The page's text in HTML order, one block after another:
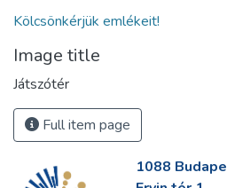
Kölcsönkérjük emlékeit!
Image title
Játszótér
Full item page
1088